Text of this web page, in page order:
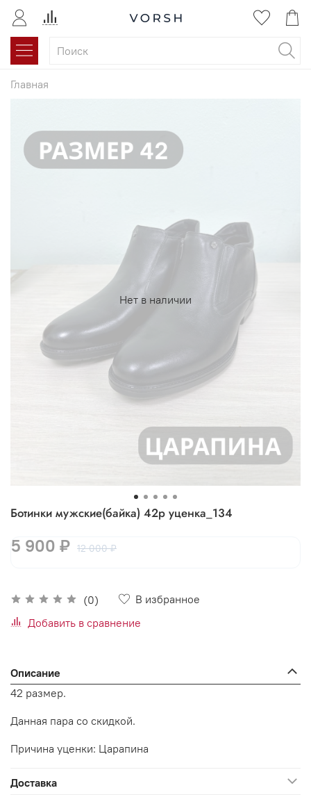
Главная
Нет в наличии
Ботинки мужские(байка) 42р уценка_134
(0)
В избранное
Добавить в сравнение
5 900 ₽ 12 000 ₽
Описание
42 размер.
Данная пара со скидкой.
Причина уценки: Царапина
Доставка